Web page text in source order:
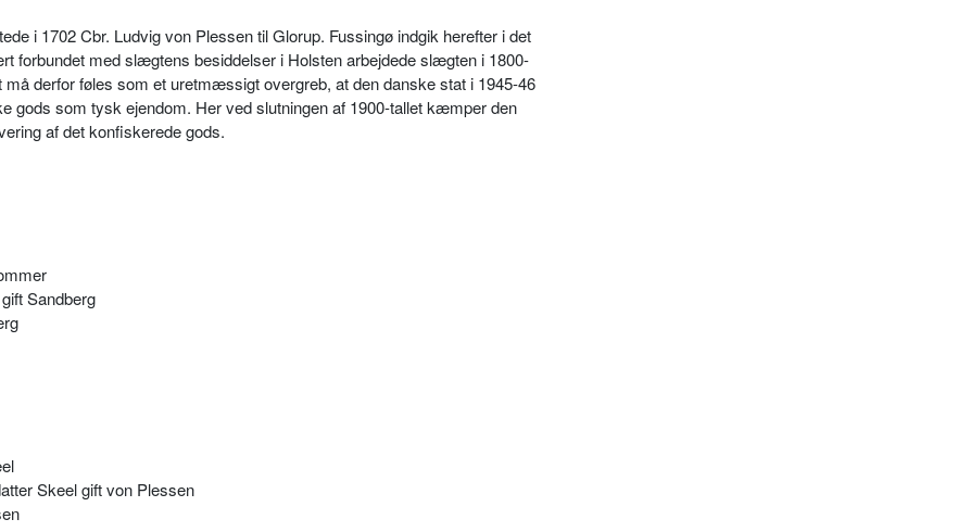
i 1702 Cbr. Ludvig von Plessen til Glorup. Fussingø indgik herefter i det
forbundet med slægtens besiddelser i Holsten arbejdede slægten i 1800-
derfor føles som et uretmæssigt overgreb, at den danske stat i 1945-46
gods som tysk ejendom. Her ved slutningen af 1900-tallet kæmper den
af det konfiskerede gods.
Sandberg
Skeel gift von Plessen